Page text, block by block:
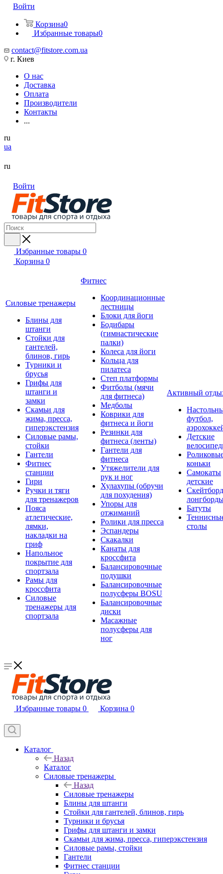
Войти
Корзина0
Избранные товары0
contact@fitstore.com.ua
г. Киев
О нас
Доставка
Оплата
Производители
Контакты
...
ru
ua
ru
Войти
Избранные товары 0
Корзина 0
Силовые тренажеры
Блины для
штанги
Стойки для
гантелей,
блинов, гирь
Турники и
брусья
Грифы для
штанги и
замки
Скамьи для
жима, пресса,
гиперэкстензия
Силовые рамы,
стойки
Гантели
Фитнес
станции
Гири
Ручки и тяги
для тренажеров
Пояса
атлетические,
лямки,
накладки на
гриф
Напольное
покрытие для
спортзала
Рамы для
кроссфита
Силовые
тренажеры для
спортзала
Фитнес
Координационные
лестницы
Блоки для йоги
Бодибары
(гимнастические
палки)
Колеса для йоги
Кольца для
пилатеса
Степ платформы
Фитболы (мячи
для фитнеса)
Медболы
Коврики для
фитнеса и йоги
Резинки для
фитнеса (ленты)
Гантели для
фитнеса
Утяжелители для
рук и ног
Хулахупы (обручи
для похудения)
Упоры для
отжиманий
Ролики для пресса
Эспандеры
Скакалки
Канаты для
кроссфита
Балансировочные
подушки
Балансировочные
полусферы BOSU
Балансировочные
диски
Масажные
полусферы для
ног
Активный
футбол,
Детские
коньки
Самокаты
детские
Батуты
столы
Избранные товары 0 Корзина 0
Каталог
Назад
Каталог
Силовые тренажеры
Назад
Силовые тренажеры
Блины для штанги
Стойки для гантелей, блинов, гирь
Турники и брусья
Грифы для штанги и замки
Скамьи для жима, пресса, гиперэкстензия
Силовые рамы, стойки
Гантели
Фитнес станции